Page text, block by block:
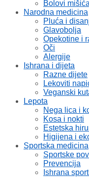
Bolovi
Narodna medicina
Pluća i
Glavobolja
Opekotine i
Oči
Alergije
Ishrana i dijeta
Razne dijete
Lekoviti
Veganski
Lepota
Nega lica i
Kosa i nokti
Estetska
Higijena i
Sportska medicina
Sportske
Prevencija
Ishrana